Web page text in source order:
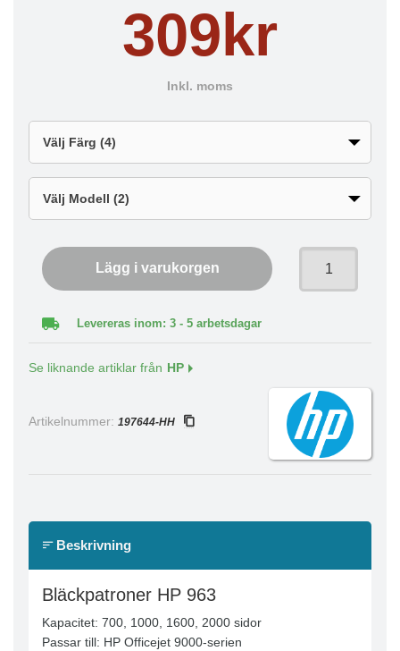
309kr
Inkl. moms
Lägg i varukorgen
Levereras inom: 3 - 5 arbetsdagar
Se liknande artiklar från HP
Artikelnummer: 197644-HH
Beskrivning
Bläckpatroner HP 963
Kapacitet: 700, 1000, 1600, 2000 sidor
Passar till: HP Officejet 9000-serien